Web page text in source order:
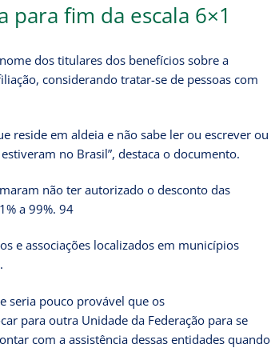
fim da escala 6×1
dos titulares dos benefícios sobre a
considerando tratar-se de pessoas com
reside em aldeia e não sabe ler ou escrever ou
no Brasil”, destaca o documento.
não ter autorizado o desconto das
a 99%. 94
e associações localizados em municípios
seria pouco provável que os
para outra Unidade da Federação para se
com a assistência dessas entidades quando